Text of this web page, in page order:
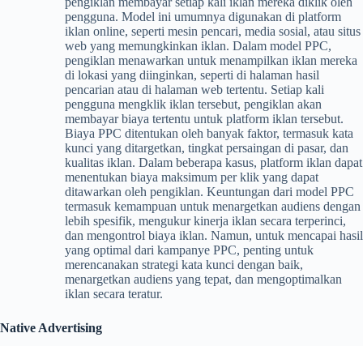
pengguna. Model ini umumnya digunakan di platform
iklan online, seperti mesin pencari, media sosial, atau situs
web yang memungkinkan iklan. Dalam model PPC,
pengiklan menawarkan untuk menampilkan iklan mereka
di lokasi yang diinginkan, seperti di halaman hasil
pencarian atau di halaman web tertentu. Setiap kali
pengguna mengklik iklan tersebut, pengiklan akan
membayar biaya tertentu untuk platform iklan tersebut.
Biaya PPC ditentukan oleh banyak faktor, termasuk kata
kunci yang ditargetkan, tingkat persaingan di pasar, dan
kualitas iklan. Dalam beberapa kasus, platform iklan dapat
menentukan biaya maksimum per klik yang dapat
ditawarkan oleh pengiklan. Keuntungan dari model PPC
termasuk kemampuan untuk menargetkan audiens dengan
lebih spesifik, mengukur kinerja iklan secara terperinci,
dan mengontrol biaya iklan. Namun, untuk mencapai hasil
yang optimal dari kampanye PPC, penting untuk
merencanakan strategi kata kunci dengan baik,
menargetkan audiens yang tepat, dan mengoptimalkan
iklan secara teratur.
Native Advertising